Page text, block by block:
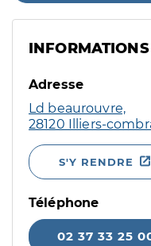
Adresse
Ld beaurouvre,
28120 Illiers-
S'Y RENDRE
Téléphone
02 37 33 25